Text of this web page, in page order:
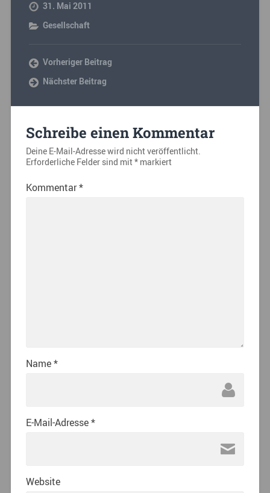
31. Mai 2011
Gesellschaft
Vorheriger Beitrag
Nächster Beitrag
Schreibe einen Kommentar
Deine E-Mail-Adresse wird nicht veröffentlicht.
Erforderliche Felder sind mit*markiert
Kommentar*
Name*
E-Mail-Adresse*
Website